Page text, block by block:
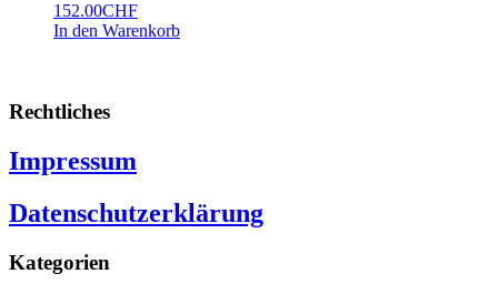
152.00CHF
In den Warenkorb
Rechtliches
Impressum
Datenschutzerklärung
Kategorien